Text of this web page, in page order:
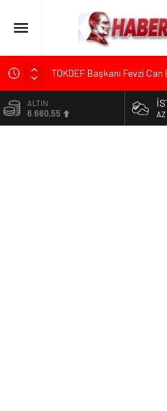
TOKDEF Başkanı Fevzi
Çevrecik Büşürüm Yayla
ALTIN
6.660,55 AZ